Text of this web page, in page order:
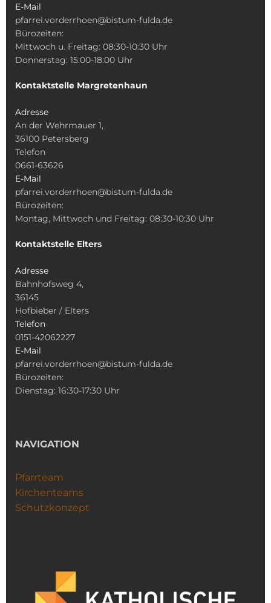
E-Mail
pfarrei.vorderrhoen@bistum-fulda.de
Bürozeiten:
Mittwoch u. Freitag: 08:30-10:30 Uhr
Donnerstag: 15:00-18:00 Uhr
Kontaktstelle Margretenhaun
Adresse
An der Wehrmauer 1,
36100 Petersberg
Telefon
0661-63626
E-Mail
pfarrei.vorderrhoen@bistum-fulda.de
Bürozeiten:
Montag, Mittwoch und Freitag: 08:30-10:30 Uhr
Kontaktstelle Elters
Adresse
Bahnhofsweg 4,
36145
Hofbieber / Elters
Telefon
0151-42062227
E-Mail
pfarrei.vorderrhoen@bistum-fulda.de
Bürozeiten:
Dienstag: 16:30-17:30 Uhr
NAVIGATION
Pfarrteam
Kirchenteams
Schutzkonzept